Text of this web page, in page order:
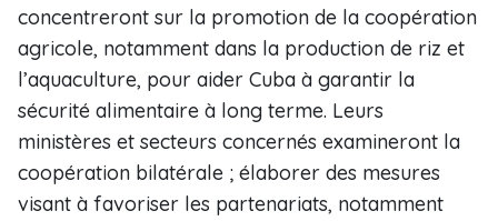
concentreront sur la promotion de la coopération
agricole, notamment dans la production de riz et
l’aquaculture, pour aider Cuba à garantir la
sécurité alimentaire à long terme. Leurs
ministères et secteurs concernés examineront la
coopération bilatérale ; élaborer des mesures
visant à favoriser les partenariats, notamment